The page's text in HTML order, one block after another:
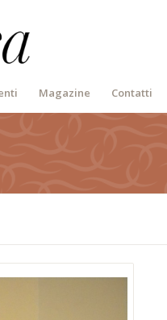
Magazine Contatti